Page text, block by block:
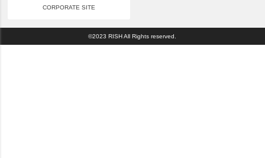
CORPORATE SITE
©2023 RISH All Rights reserved.